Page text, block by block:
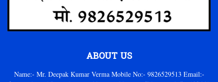
ABOUT US
Name:- Mr. Deepak Kumar Verma Mobile No:- 9826529513 Email:-